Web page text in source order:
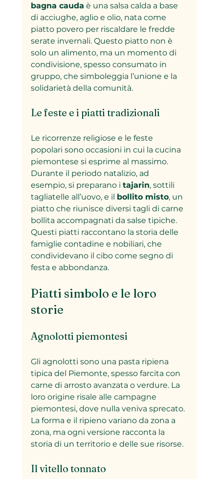
bagna cauda è una salsa calda a base
di acciughe, aglio e olio, nata come
piatto povero per riscaldare le fredde
serate invernali. Questo piatto non è
solo un alimento, ma un momento di
condivisione, spesso consumato in
gruppo, che simboleggia l’unione e la
solidarietà della comunità.
Le feste e i piatti tradizionali
Le ricorrenze religiose e le feste
popolari sono occasioni in cui la cucina
piemontese si esprime al massimo.
Durante il periodo natalizio, ad
esempio, si preparano i tajarin, sottili
tagliatelle all’uovo, e il bollito misto, un
piatto che riunisce diversi tagli di carne
bollita accompagnati da salse tipiche.
Questi piatti raccontano la storia delle
famiglie contadine e nobiliari, che
condividevano il cibo come segno di
festa e abbondanza.
Piatti simbolo e le loro
storie
Agnolotti piemontesi
Gli agnolotti sono una pasta ripiena
tipica del Piemonte, spesso farcita con
carne di arrosto avanzata o verdure. La
loro origine risale alle campagne
piemontesi, dove nulla veniva sprecato.
La forma e il ripieno variano da zona a
zona, ma ogni versione racconta la
storia di un territorio e delle sue risorse.
Il vitello tonnato